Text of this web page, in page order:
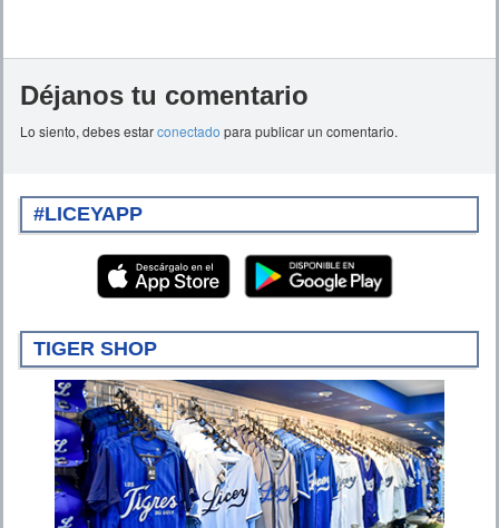
Déjanos tu comentario
Lo siento, debes estarconectado para publicar un comentario.
#LICEYAPP
TIGER SHOP